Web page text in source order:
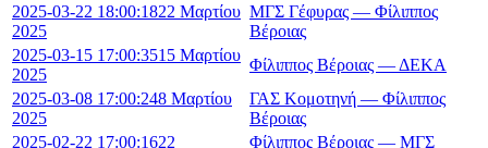
2025-03-22 18:00:1822 Μαρτίου
2025
ΜΓΣ Γέφυρας — Φίλιππος
Βέροιας
2025-03-15 17:00:3515 Μαρτίου
2025
Φίλιππος Βέροιας — ΔΕΚΑ
2025-03-08 17:00:248 Μαρτίου
2025
ΓΑΣ Κομοτηνή — Φίλιππος
Βέροιας
2025-02-22 17:00:1622
Φίλιππος Βέροιας — ΜΓΣ